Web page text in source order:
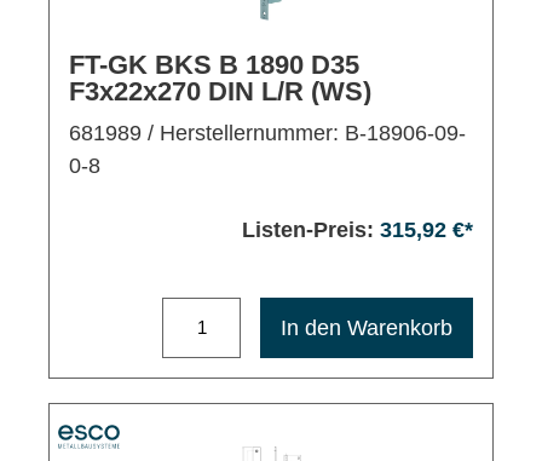
FT-GK BKS B 1890 D35
F3x22x270 DIN L/R (WS)
681989 / Herstellernummer: B-18906-09-
0-8
Listen-Preis: 315,92 €*
In den Warenkorb